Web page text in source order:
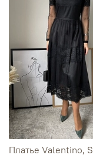
Платье Valentino, S